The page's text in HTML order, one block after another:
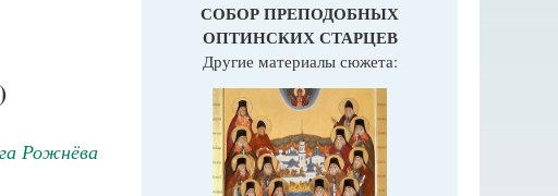
Рожнёва
СОБОР ПРЕПОДОБНЫХ
ОПТИНСКИХ СТАРЦЕВ
Другие материалы сюжета: